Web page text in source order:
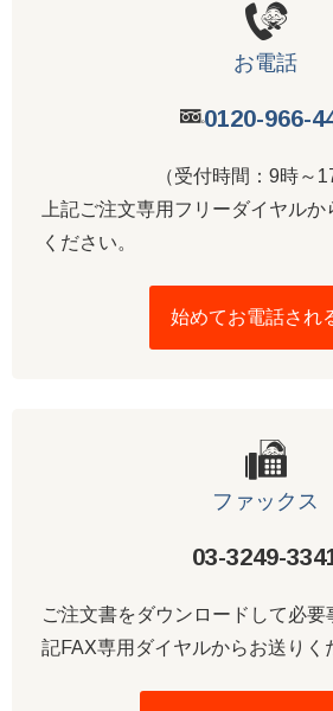
お電話
0120-966-
（受付時間：9時～
上記ご注文専用フリーダイヤル
ください。
始めてお電話され
ファックス
03-3249-
ご注文書をダウンロードして必要
記FAX専用ダイヤルからお送りく